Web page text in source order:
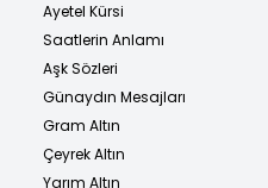
Ayetel Kürsi
Saatlerin Anlamı
Aşk Sözleri
Günaydın Mesajları
Gram Altın
Çeyrek Altın
Yarım Altın